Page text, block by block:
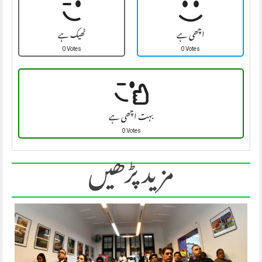
ٹھیک ہے
0 Votes اچھی ہے
0 Votes
بہت اچھی ہے
0 Votes
مزید پڑھیں